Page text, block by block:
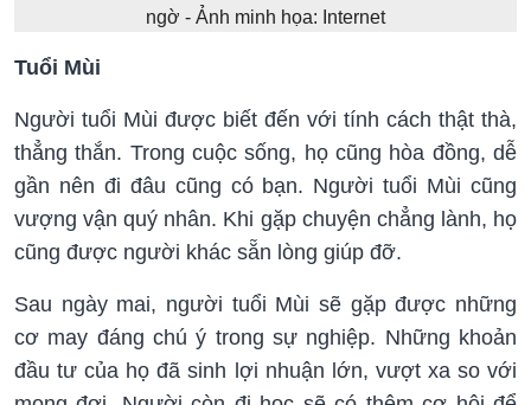
ngờ - Ảnh minh họa: Internet
Tuổi Mùi
Người tuổi Mùi được biết đến với tính cách thật thà,
thẳng thắn. Trong cuộc sống, họ cũng hòa đồng, dễ
gần nên đi đâu cũng có bạn. Người tuổi Mùi cũng
vượng vận quý nhân. Khi gặp chuyện chẳng lành, họ
cũng được người khác sẵn lòng giúp đỡ.
Sau ngày mai, người tuổi Mùi sẽ gặp được những
cơ may đáng chú ý trong sự nghiệp. Những khoản
đầu tư của họ đã sinh lợi nhuận lớn, vượt xa so với